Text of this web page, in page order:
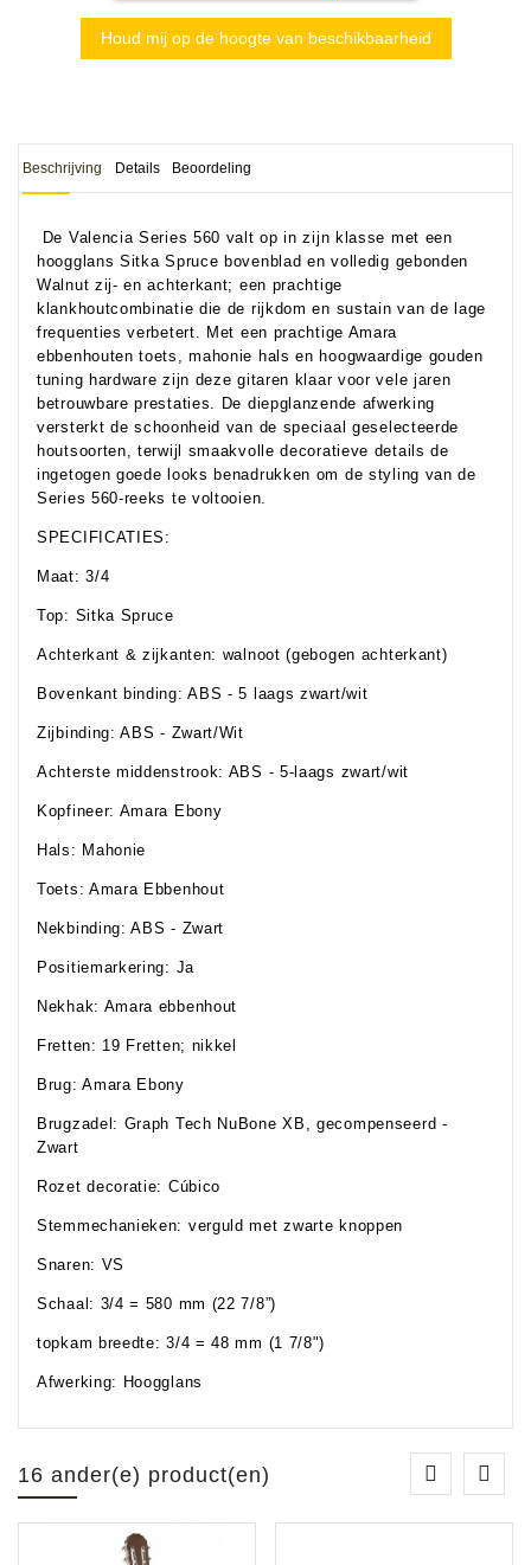
Houd mij op de hoogte van beschikbaarheid
Beschrijving Details Beoordeling
De Valencia Series 560 valt op in zijn klasse met een
hoogglans Sitka Spruce bovenblad en volledig gebonden
Walnut zij- en achterkant; een prachtige
klankhoutcombinatie die de rijkdom en sustain van de lage
frequenties verbetert. Met een prachtige Amara
ebbenhouten toets, mahonie hals en hoogwaardige gouden
tuning hardware zijn deze gitaren klaar voor vele jaren
betrouwbare prestaties. De diepglanzende afwerking
versterkt de schoonheid van de speciaal geselecteerde
houtsoorten, terwijl smaakvolle decoratieve details de
ingetogen goede looks benadrukken om de styling van de
Series 560-reeks te voltooien.
SPECIFICATIES:
Maat: 3/4
Top: Sitka Spruce
Achterkant & zijkanten: walnoot (gebogen achterkant)
Bovenkant binding: ABS - 5 laags zwart/wit
Zijbinding: ABS - Zwart/Wit
Achterste middenstrook: ABS - 5-laags zwart/wit
Kopfineer: Amara Ebony
Hals: Mahonie
Toets: Amara Ebbenhout
Nekbinding: ABS - Zwart
Positiemarkering: Ja
Nekhak: Amara ebbenhout
Fretten: 19 Fretten; nikkel
Brug: Amara Ebony
Brugzadel: Graph Tech NuBone XB, gecompenseerd -
Zwart
Rozet decoratie: Cúbico
Stemmechanieken: verguld met zwarte knoppen
Snaren: VS
Schaal: 3/4 = 580 mm (22 7/8”)
topkam breedte: 3/4 = 48 mm (1 7/8")
Afwerking: Hoogglans
16 ander(e) product(en)